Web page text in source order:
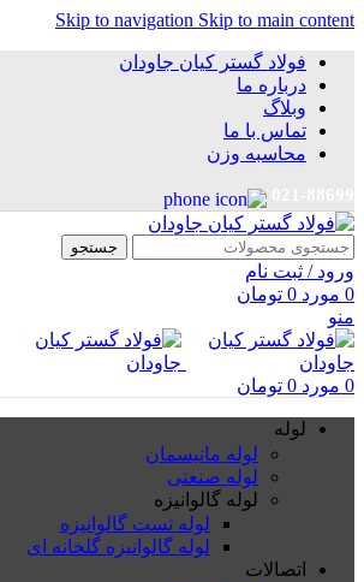
Skip to navigation Skip to main content
فولاد گستر کیان جاودان
درباره ما
وبلاگ
تماس با ما
محاسبه وزن
جستجو
ورود / ثبت نام
0 مورد 0 تومان
منو
0 مورد 0 تومان
لوله
لوله مانیسمان
لوله صنعتی
لوله گالوانیزه
لوله تست گالوانیزه
لوله گالوانیزه گلخانه ای
اتصالات